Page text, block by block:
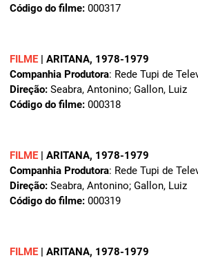
Código do filme: 000317
FILME | ARITANA, 1978-1979
Companhia Produtora: Rede Tupi de
Direção: Seabra, Antonino; Gallon, Luiz
Código do filme: 000318
FILME | ARITANA, 1978-1979
Companhia Produtora: Rede Tupi de
Direção: Seabra, Antonino; Gallon, Luiz
Código do filme: 000319
FILME | ARITANA, 1978-1979